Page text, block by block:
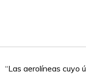
“Las aerolíneas cuyo